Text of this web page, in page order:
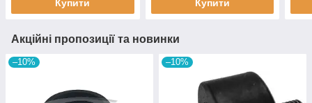
Купити Купити
Акційні пропозиції та новинки
–10% –10%